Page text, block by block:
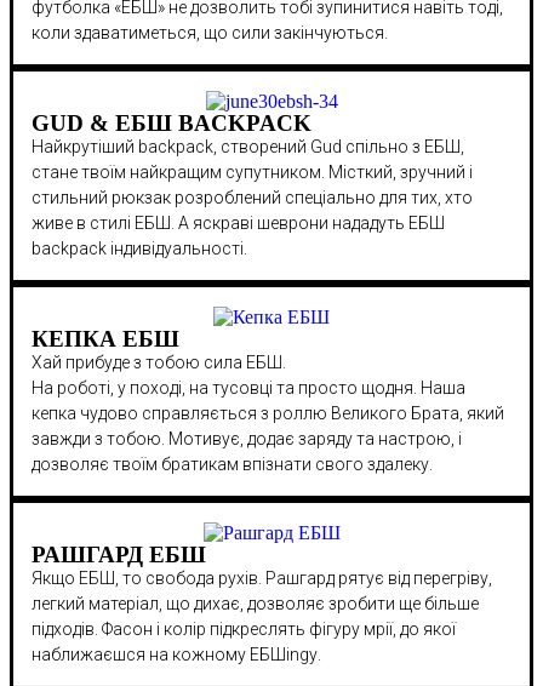
футболка «ЕБШ» не дозволить тобі зупинитися навіть тоді,
коли здаватиметься, що сили закінчуються.
GUD & ЕБШ BACKPACK
Найкрутіший backpack, створений Gud спільно з ЕБШ,
стане твоїм найкращим супутником. Місткий, зручний і
стильний рюкзак розроблений спеціально для тих, хто
живе в стилі ЕБШ. А яскраві шеврони нададуть ЕБШ
backpack індивідуальності.
КЕПКА ЕБШ
Хай прибуде з тобою сила ЕБШ.
На роботі, у поході, на тусовці та просто щодня. Наша
кепка чудово справляється з роллю Великого Брата, який
завжди з тобою. Мотивує, додає заряду та настрою, і
дозволяє твоїм братикам впізнати свого здалеку.
РАШГАРД ЕБШ
Якщо ЕБШ, то свобода рухів. Рашгард рятує від перегріву,
легкий матеріал, що дихає, дозволяє зробити ще більше
підходів. Фасон і колір підкреслять фігуру мрії, до якої
наближаєшся на кожному ЕБШingу.